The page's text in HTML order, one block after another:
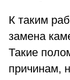
К таким
замена
Такие
причинам,